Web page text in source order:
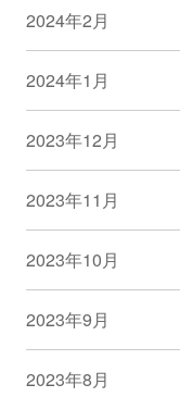
2024年2月
2024年1月
2023年12月
2023年11月
2023年10月
2023年9月
2023年8月